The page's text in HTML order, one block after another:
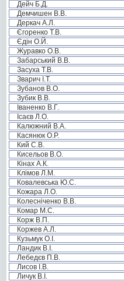
Дейч Б.Д.
Демчишен В.В.
Деркач А.Л.
Єгоренко Т.В.
Єдін О.Й.
Журавко О.В.
Забарський В.В.
Засуха Т.В.
Зварич І.Т.
Зубанов В.О.
Зубик В.В.
Іваненко В.Г.
Ісаєв Л.О.
Калюжний В.А.
Касянюк О.Р.
Кий С.В.
Кисельов В.О.
Кінах А.К.
Клімов Л.М.
Ковалевська Ю.С.
Кожара Л.О.
Колесніченко В.В.
Комар М.С.
Корж В.П.
Коржев А.Л.
Кузьмук О.І.
Ландик В.І.
Лебедєв П.В.
Лисов І.В.
Личук В.І.